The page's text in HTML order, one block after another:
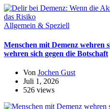
Allgemein & Speziell
Menschen mit Demenz wehren
wehren sich gegen die Botschaft
Von Jochen Gust
Juli 1, 2026
526 views